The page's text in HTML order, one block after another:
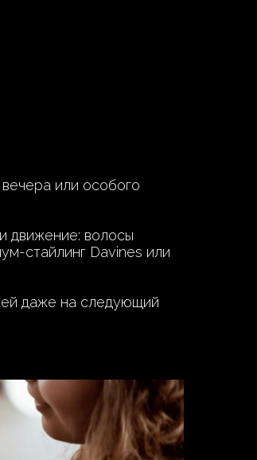
или особого
движение: волосы
стайлинг Davines или
даже на следующий